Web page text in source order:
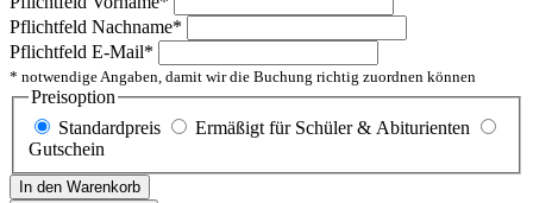
Pflichtfeld Nachname*
Pflichtfeld E-Mail*
* notwendige Angaben, damit wir die Buchung richtig zuordnen können
Preisoption
Standardpreis
Ermäßigt für Schüler & Abiturienten
Gutschein